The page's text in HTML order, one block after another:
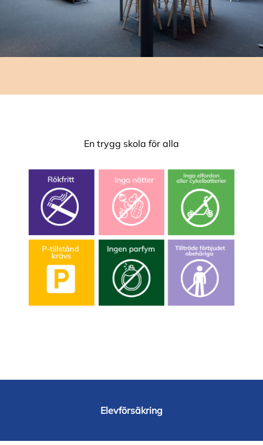
En trygg skola för alla
Elevförsäkring